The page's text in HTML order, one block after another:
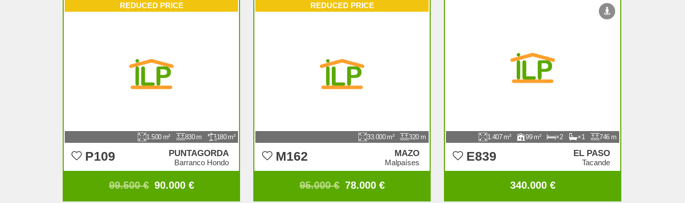
1.500 830 180
P109 PUNTAGORDA
Barranco Hondo
99.500 € 90.000 €
REDUCED PRICE
33.000 320
M162 MAZO
Malpaíses
95.000 € 78.000 €
REDUCED PRICE
1.407 99 2 1 746
E839 EL PASO
Tacande
340.000 €